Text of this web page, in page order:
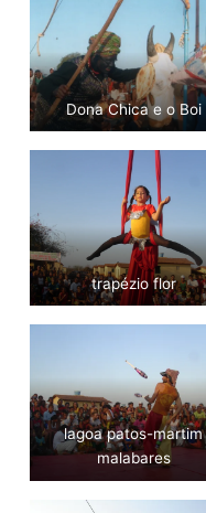
Dona Chica e o Boi
trapézio flor
lagoa patos-martim
malabares